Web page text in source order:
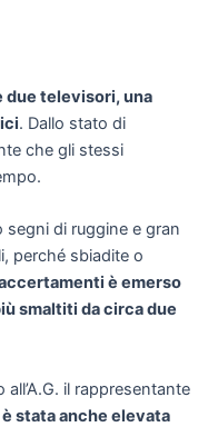
due televisori, una
. Dallo stato di
che gli stessi
di ruggine e gran
perché sbiadite o
è emerso
smaltiti da circa due
il rappresentante
è stata anche elevata